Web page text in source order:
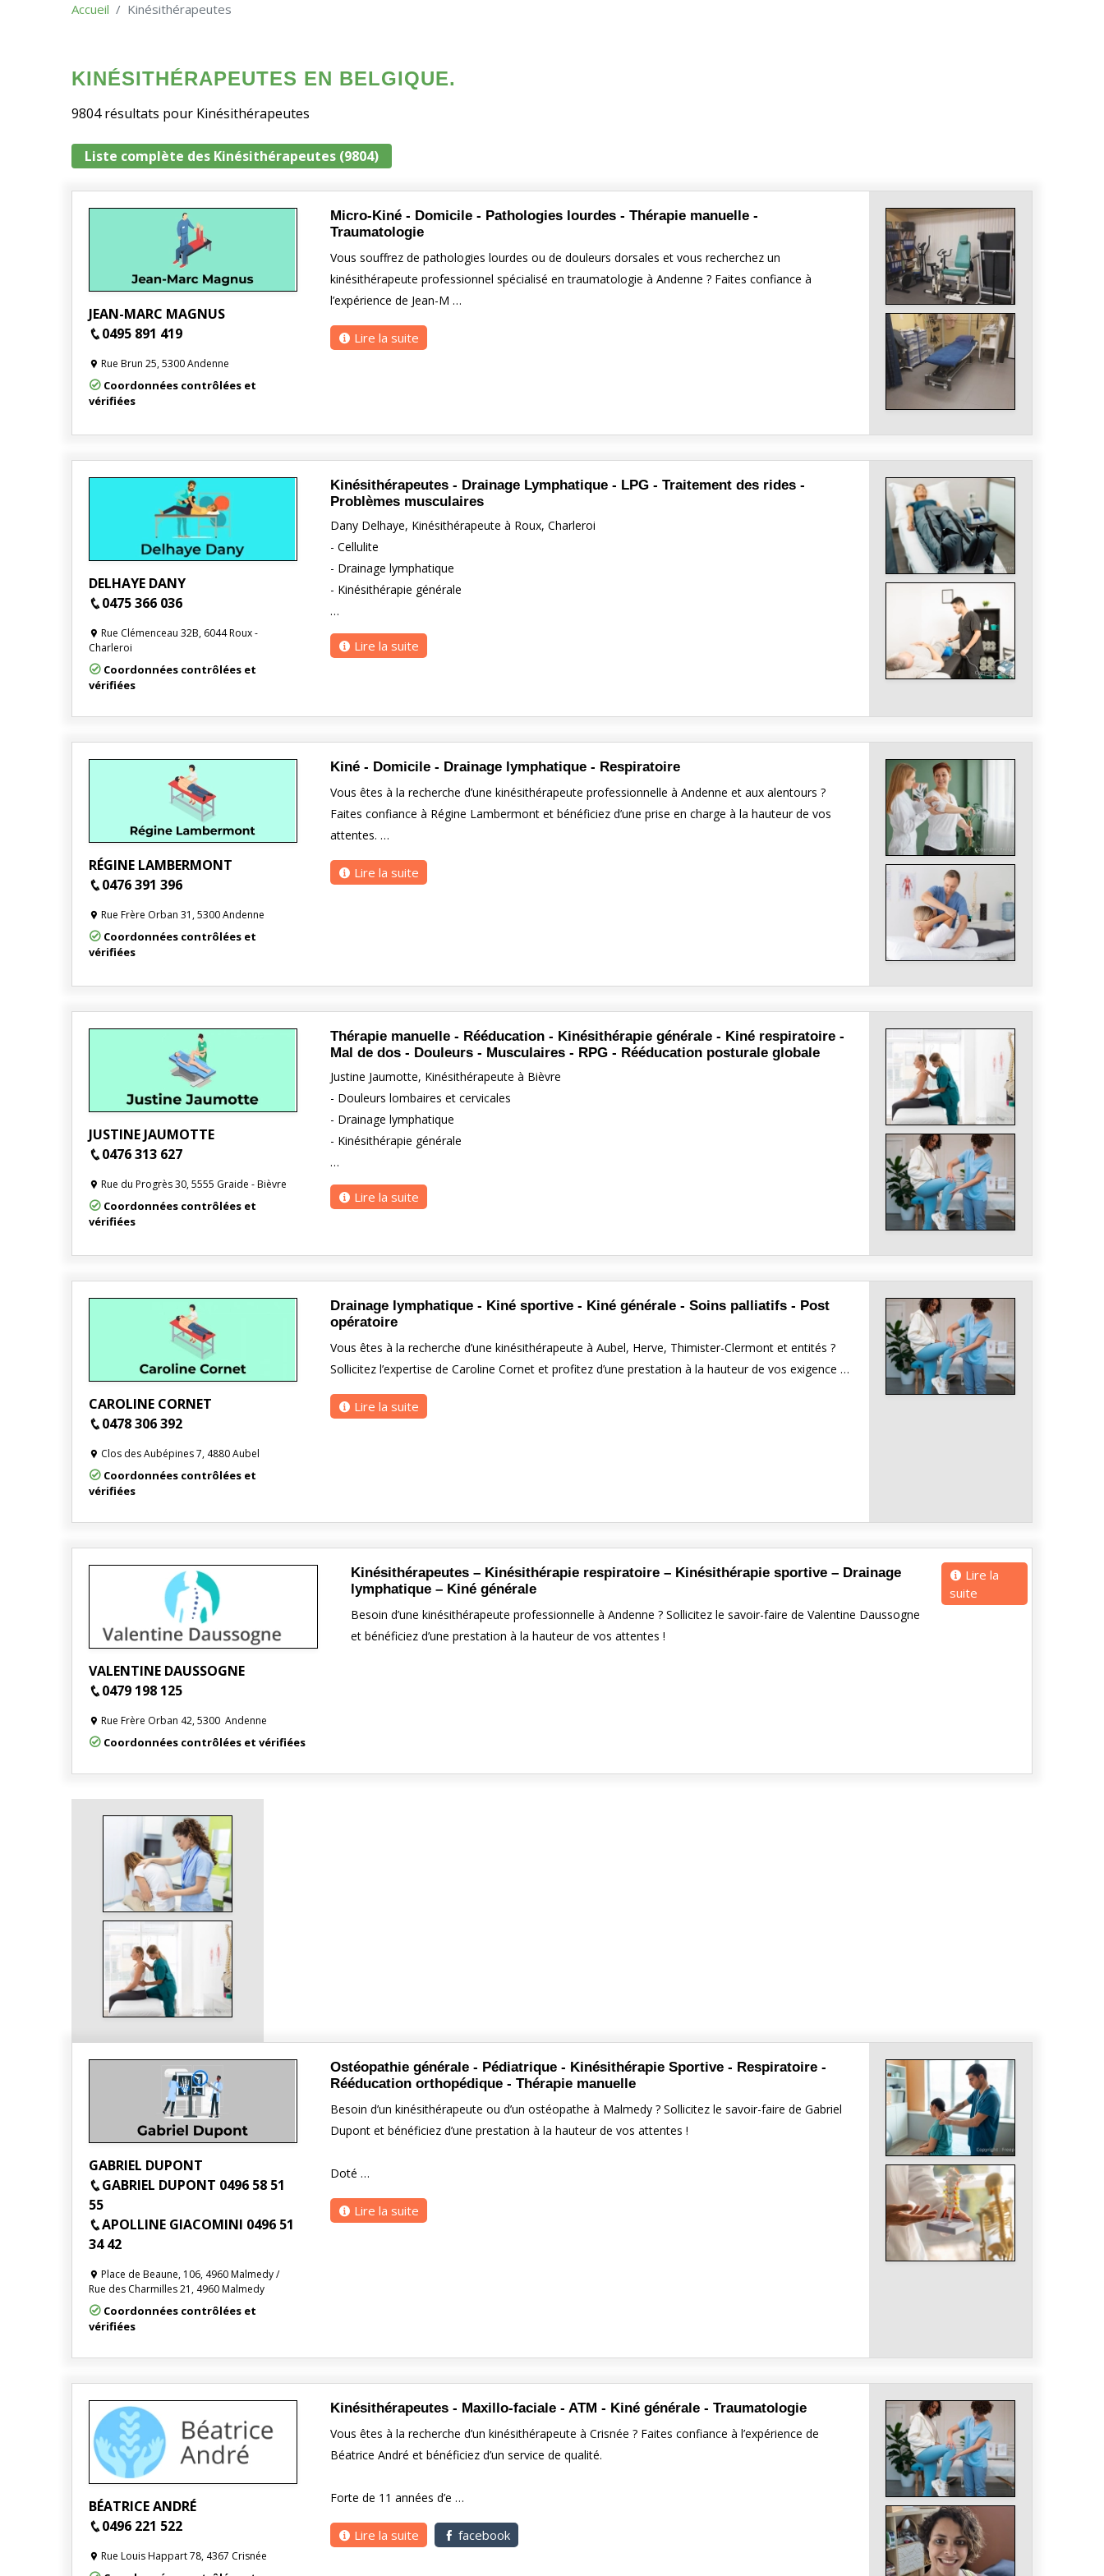
Accueil Kinésithérapeutes
KINÉSITHÉRAPEUTES EN BELGIQUE.
9804 résultats pour Kinésithérapeutes
Liste complète des Kinésithérapeutes (9804)
JEAN-MARC MAGNUS
0495 891 419
Rue Brun 25, 5300 Andenne
Coordonnées contrôlées et
vérifiées
Micro-Kiné - Domicile - Pathologies lourdes - Thérapie manuelle -
Traumatologie
Vous souffrez de pathologies lourdes ou de douleurs dorsales et vous recherchez un
kinésithérapeute professionnel spécialisé en traumatologie à Andenne ? Faites confiance à
l’expérience de Jean-M …
Lire la suite
DELHAYE DANY
0475 366 036
Rue Clémenceau 32B, 6044 Roux -
Charleroi
Coordonnées contrôlées et
vérifiées
Kinésithérapeutes - Drainage Lymphatique - LPG - Traitement des rides -
Problèmes musculaires
Dany Delhaye, Kinésithérapeute à Roux, Charleroi
- Cellulite
- Drainage lymphatique
- Kinésithérapie générale
…
Lire la suite
RÉGINE LAMBERMONT
0476 391 396
Rue Frère Orban 31, 5300 Andenne
Coordonnées contrôlées et
vérifiées
Kiné - Domicile - Drainage lymphatique - Respiratoire
Vous êtes à la recherche d’une kinésithérapeute professionnelle à Andenne et aux alentours ?
Faites confiance à Régine Lambermont et bénéficiez d’une prise en charge à la hauteur de vos
attentes. …
Lire la suite
JUSTINE JAUMOTTE
0476 313 627
Rue du Progrès 30, 5555 Graide - Bièvre
Coordonnées contrôlées et
vérifiées
Thérapie manuelle - Rééducation - Kinésithérapie générale - Kiné respiratoire -
Mal de dos - Douleurs - Musculaires - RPG - Rééducation posturale globale
Justine Jaumotte, Kinésithérapeute à Bièvre
- Douleurs lombaires et cervicales
- Drainage lymphatique
- Kinésithérapie générale
…
Lire la suite
CAROLINE CORNET
0478 306 392
Clos des Aubépines 7, 4880 Aubel
Coordonnées contrôlées et
vérifiées
Drainage lymphatique - Kiné sportive - Kiné générale - Soins palliatifs - Post
opératoire
Vous êtes à la recherche d’une kinésithérapeute à Aubel, Herve, Thimister-Clermont et entités ?
Sollicitez l’expertise de Caroline Cornet et profitez d’une prestation à la hauteur de vos exigence …
Lire la suite
VALENTINE DAUSSOGNE
0479 198 125
Rue Frère Orban 42, 5300 Andenne
Coordonnées contrôlées et vérifiées
Kinésithérapeutes – Kinésithérapie respiratoire – Kinésithérapie sportive – Drainage
lymphatique – Kiné générale
Besoin d’une kinésithérapeute professionnelle à Andenne ? Sollicitez le savoir-faire de Valentine Daussogne
et bénéficiez d’une prestation à la hauteur de vos attentes !
Lire la
suite
GABRIEL DUPONT
GABRIEL DUPONT 0496 58 51
55
APOLLINE GIACOMINI 0496 51
34 42
Place de Beaune, 106, 4960 Malmedy /
Rue des Charmilles 21, 4960 Malmedy
Coordonnées contrôlées et
vérifiées
Ostéopathie générale - Pédiatrique - Kinésithérapie Sportive - Respiratoire -
Rééducation orthopédique - Thérapie manuelle
Besoin d’un kinésithérapeute ou d’un ostéopathe à Malmedy ? Sollicitez le savoir-faire de Gabriel
Dupont et bénéficiez d’une prestation à la hauteur de vos attentes !
Doté …
Lire la suite
BÉATRICE ANDRÉ
0496 221 522
Rue Louis Happart 78, 4367 Crisnée
Kinésithérapeutes - Maxillo-faciale - ATM - Kiné générale - Traumatologie
Vous êtes à la recherche d’un kinésithérapeute à Crisnée ? Faites confiance à l’expérience de
Béatrice André et bénéficiez d’un service de qualité.
Forte de 11 années d’e …
Lire la suite facebook